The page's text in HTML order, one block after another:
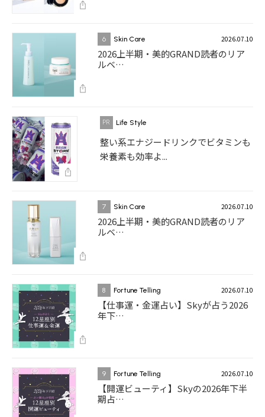
6 Skin Care 2026.07.10
2026上半期・美的GRAND読者のリア
ルベ…
Life Style
整い系エナジードリンクでビタミンも
栄養素も効率よ...
7 Skin Care 2026.07.10
2026上半期・美的GRAND読者のリア
ルベ…
8 Fortune Telling 2026.07.10
【仕事運・金運占い】Skyが占う2026
年下…
9 Fortune Telling 2026.07.10
【開運ビューティ】Skyの2026年下半
期占…